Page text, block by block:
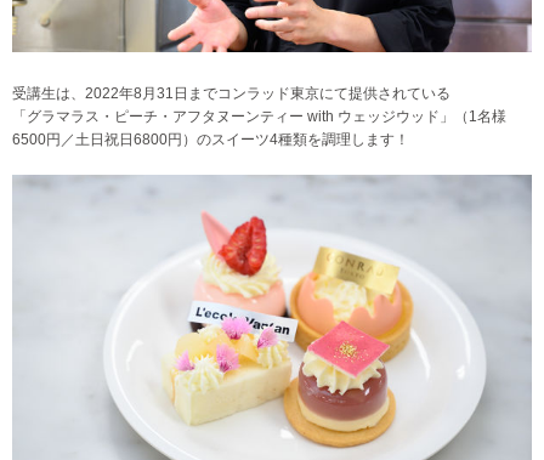
受講生は、2022年8月31日までコンラッド東京にて提供されている
「グラマラス・ピーチ・アフタヌーンティー with ウェッジウッド」（1名様
6500円／土日祝日6800円）のスイーツ4種類を調理します！